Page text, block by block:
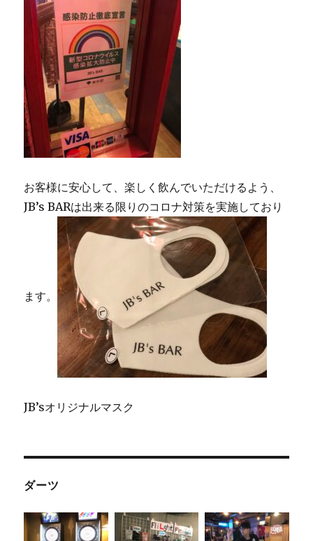
ン
お客様に安心して、楽しく飲んでいただけるよう、
JB’s BARは出来る限りのコロナ対策を実施しており
ます。
JB’sオリジナルマスク
ダーツ